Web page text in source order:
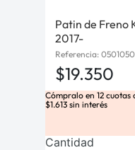
Patin de Freno
2017-
Referencia:
$19.350
Cómpralo en 12 cuotas
$1.613 sin interés
Cantidad